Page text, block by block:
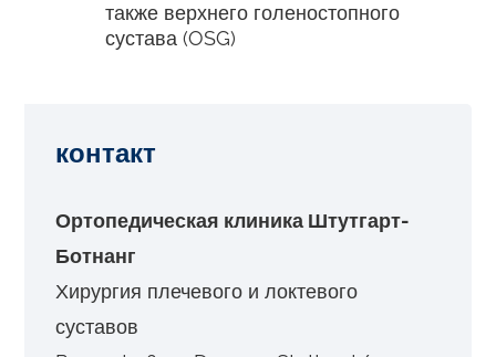
также верхнего голеностопного
сустава (OSG)
контакт
Ортопедическая клиника Штутгарт-
Ботнанг
Хирургия плечевого и локтевого
суставов